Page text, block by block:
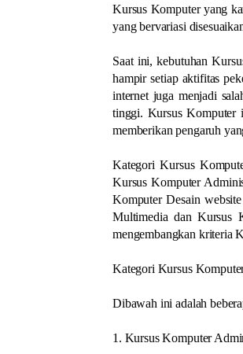
Kursus Komputer yang
yang bervariasi
Saat ini, kebutuhan
hampir setiap aktifitas
internet juga menjadi
tinggi. Kursus Komputer
memberikan pengaruh
Kategori Kursus
Kursus Komputer
Komputer Desain
Multimedia dan Kursus
mengembangkan kriteria
Kategori Kursus
Dibawah ini adalah
1. Kursus Komputer